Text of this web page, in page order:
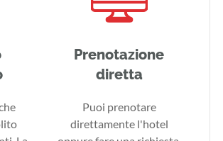
Prenotazione
diretta
Puoi prenotare
direttamente l'hotel